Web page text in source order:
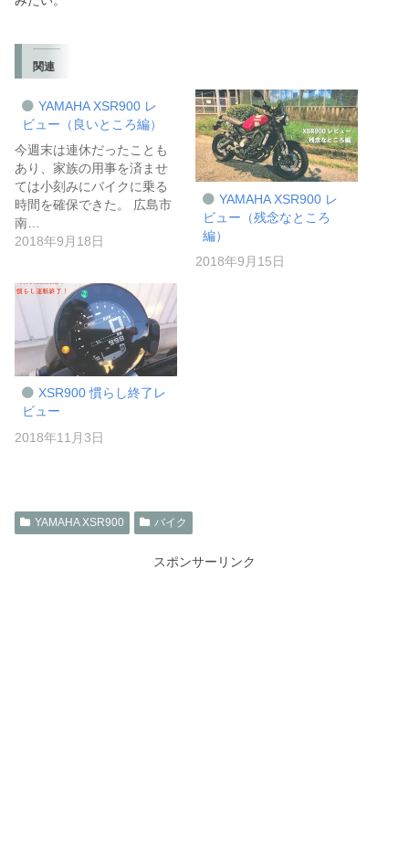
関連
YAMAHA XSR900 レ
ビュー（良いところ編）
今週末は連休だったことも
あり、家族の用事を済ませ
ては小刻みにバイクに乗る
時間を確保できた。 広島市
南…
2018年9月18日
YAMAHA XSR900 レ
ビュー（残念なところ
編）
2018年9月15日
XSR900 慣らし終了レ
ビュー
2018年11月3日
YAMAHA XSR900 バイク
スポンサーリンク